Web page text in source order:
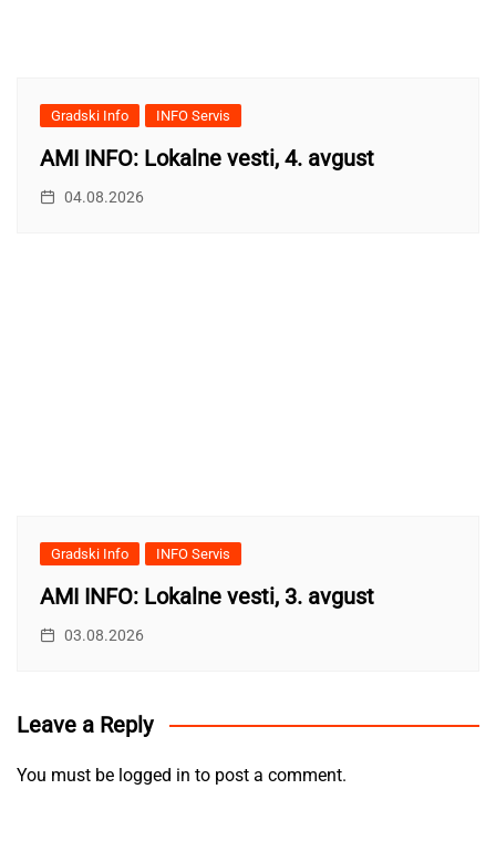
Gradski Info INFO Servis
AMI INFO: Lokalne vesti, 4. avgust
04.08.2026
Gradski Info INFO Servis
AMI INFO: Lokalne vesti, 3. avgust
03.08.2026
Leave a Reply
You must be logged in to post a comment.